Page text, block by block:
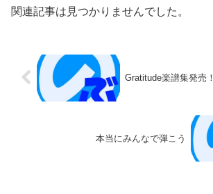
関連記事は見つかりませんでした。
Gratitude楽譜集発売！
本当にみんなで弾こう